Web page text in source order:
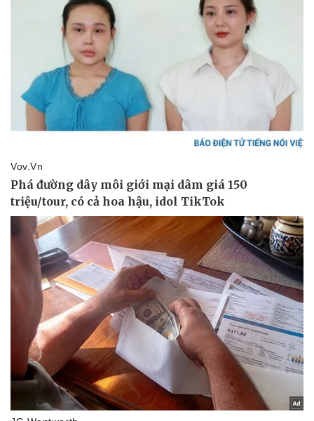
Tư vấn luật
Quân sự - Quốc phòng
Việt Nam
Phân tích